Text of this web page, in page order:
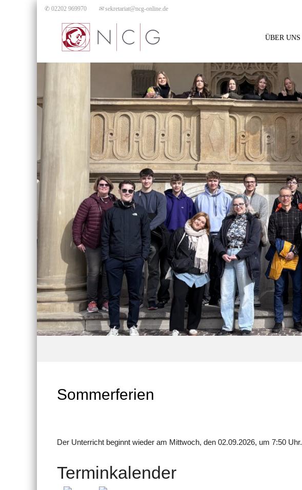
✆ 02202 969970 ✉sekretariat@ncg-online.de
ÜBER UNS
Sommerferien
Der Unterricht beginnt wieder am Mittwoch, den 02.09.2026, um 7:50 Uhr.
Terminkalender